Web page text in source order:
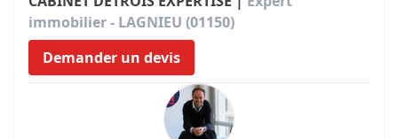
immobilier - LAGNIEU (01150)
Demander un devis